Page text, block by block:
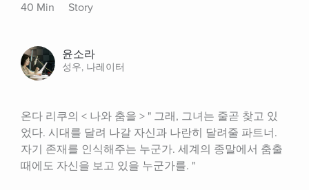
40 Min Story
윤소라
성우, 나레이터
온다 리쿠의 < 나와 춤을 > " 그래, 그녀는 줄곧 찾고 있
었다. 시대를 달려 나갈 자신과 나란히 달려줄 파트너.
자기 존재를 인식해주는 누군가. 세계의 종말에서 춤출
때에도 자신을 보고 있을 누군가를. "